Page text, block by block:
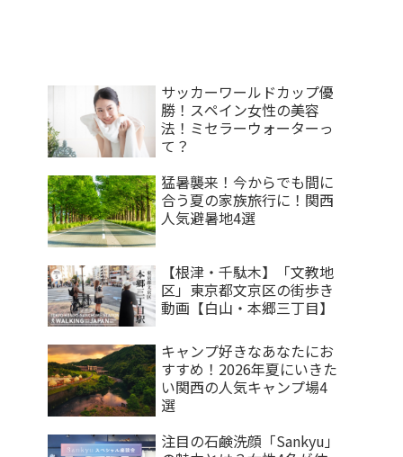
サッカーワールドカップ優
勝！スペイン女性の美容
法！ミセラーウォーターっ
て？
猛暑襲来！今からでも間に
合う夏の家族旅行に！関西
人気避暑地4選
【根津・千駄木】「文教地
区」東京都文京区の街歩き
動画【白山・本郷三丁目】
キャンプ好きなあなたにお
すすめ！2026年夏にいきた
い関西の人気キャンプ場4
選
注目の石鹸洗顔「Sankyu」